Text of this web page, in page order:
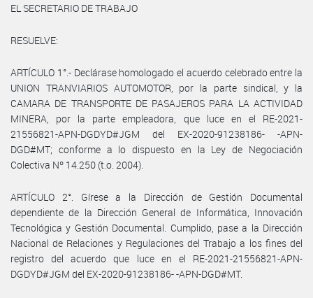
EL SECRETARIO DE TRABAJO
RESUELVE:
ARTÍCULO 1°.- Declárase homologado el acuerdo celebrado entre la
UNION TRANVIARIOS AUTOMOTOR, por la parte sindical, y la
CAMARA DE TRANSPORTE DE PASAJEROS PARA LA ACTIVIDAD
MINERA, por la parte empleadora, que luce en el RE-2021-
21556821-APN-DGDYD#JGM del EX-2020-91238186- -APN-
DGD#MT; conforme a lo dispuesto en la Ley de Negociación
Colectiva Nº 14.250 (t.o. 2004).
ARTÍCULO 2°. Gírese a la Dirección de Gestión Documental
dependiente de la Dirección General de Informática, Innovación
Tecnológica y Gestión Documental. Cumplido, pase a la Dirección
Nacional de Relaciones y Regulaciones del Trabajo a los fines del
registro del acuerdo que luce en el RE-2021-21556821-APN-
DGDYD#JGM del EX-2020-91238186- -APN-DGD#MT.